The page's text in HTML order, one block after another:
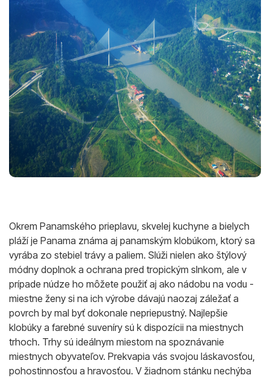
Okrem Panamského prieplavu, skvelej kuchyne a bielych
pláží je Panama známa aj panamským klobúkom, ktorý sa
vyrába zo stebiel trávy a paliem. Slúži nielen ako štýlový
módny doplnok a ochrana pred tropickým slnkom, ale v
prípade núdze ho môžete použiť aj ako nádobu na vodu -
miestne ženy si na ich výrobe dávajú naozaj záležať a
povrch by mal byť dokonale nepriepustný. Najlepšie
klobúky a farebné suveníry sú k dispozícii na miestnych
trhoch. Trhy sú ideálnym miestom na spoznávanie
miestnych obyvateľov. Prekvapia vás svojou láskavosťou,
pohostinnosťou a hravosťou. V žiadnom stánku nechýba